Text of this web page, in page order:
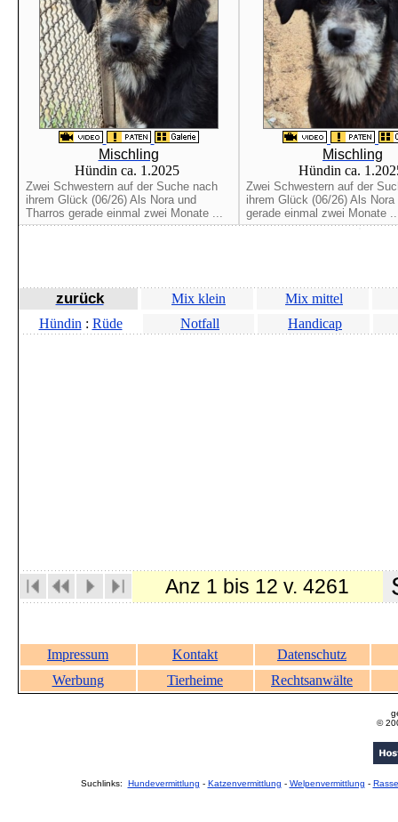
Mischling
Hündin ca. 1.2025
Zwei Schwestern auf der Suche nach
ihrem Glück (06/26) Als Nora und
Tharros gerade einmal zwei Monate ...
Mischling
Hündin ca.
Zwei Schwestern auf der
ihrem Glück (06/26) Als Nora
gerade einmal zwei Monate
zurück Mix klein
Mix mittel
Hündin : Rüde Notfall Handicap
Anz 1 bis 12 v. 4261
Impressum Kontakt
Datenschutz
Werbung
Tierheime Rechtsanwälte
©
Suchlinks: Hundevermittlung - Katzenvermittlung - Welpenvermittlung -